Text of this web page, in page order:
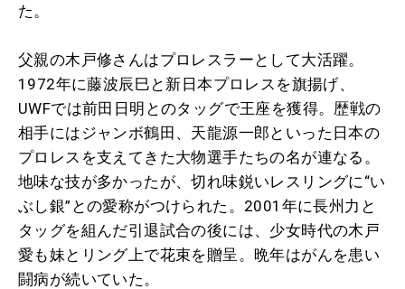
た。
父親の木戸修さんはプロレスラーとして大活躍。
1972年に藤波辰巳と新日本プロレスを旗揚げ、
UWFでは前田日明とのタッグで王座を獲得。歴戦の
相手にはジャンボ鶴田、天龍源一郎といった日本の
プロレスを支えてきた大物選手たちの名が連なる。
地味な技が多かったが、切れ味鋭いレスリングに“い
ぶし銀”との愛称がつけられた。2001年に長州力と
タッグを組んだ引退試合の後には、少女時代の木戸
愛も妹とリング上で花束を贈呈。晩年はがんを患い
闘病が続いていた。